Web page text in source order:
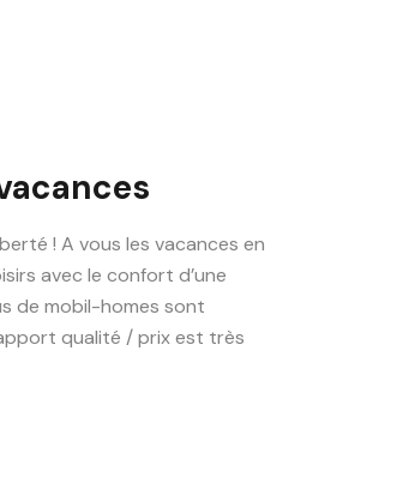
! A vous les vacances en
avec le confort d’une
de mobil-homes sont
qualité / prix est très